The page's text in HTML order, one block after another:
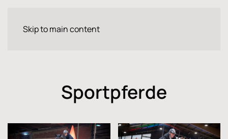
Skip to main content
Sportpferde